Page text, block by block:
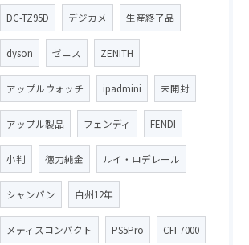
DC-TZ95D デジカメ 生産終了品
dyson ゼニス ZENITH
アップルウォッチ ipadmini 未開封
アップル製品 フェンディ FENDI
小判 徳力純金 ルイ・ロデレール
シャンパン 白州12年
メティスコンパクト PS5Pro CFI-7000